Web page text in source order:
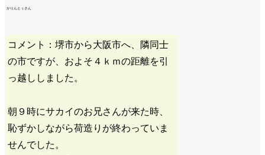
かりんとぅさん
コメント：堺市から大阪市へ、隣同士
の市ですが、およそ４ｋｍの距離を引
っ越ししました。
朝９時にサカイのお兄さんが来た時、
恥ずかしながら荷造りが終わっていま
せんでした。